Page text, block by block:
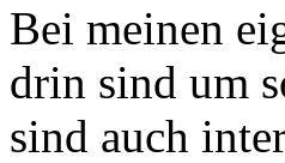
Bei meinen
drin sind um
sind auch